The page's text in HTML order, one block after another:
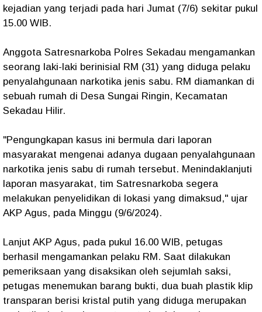
kejadian yang terjadi pada hari Jumat (7/6) sekitar pukul
15.00 WIB.
Anggota Satresnarkoba Polres Sekadau mengamankan
seorang laki-laki berinisial RM (31) yang diduga pelaku
penyalahgunaan narkotika jenis sabu. RM diamankan di
sebuah rumah di Desa Sungai Ringin, Kecamatan
Sekadau Hilir.
"Pengungkapan kasus ini bermula dari laporan
masyarakat mengenai adanya dugaan penyalahgunaan
narkotika jenis sabu di rumah tersebut. Menindaklanjuti
laporan masyarakat, tim Satresnarkoba segera
melakukan penyelidikan di lokasi yang dimaksud," ujar
AKP Agus, pada Minggu (9/6/2024).
Lanjut AKP Agus, pada pukul 16.00 WIB, petugas
berhasil mengamankan pelaku RM. Saat dilakukan
pemeriksaan yang disaksikan oleh sejumlah saksi,
petugas menemukan barang bukti, dua buah plastik klip
transparan berisi kristal putih yang diduga merupakan